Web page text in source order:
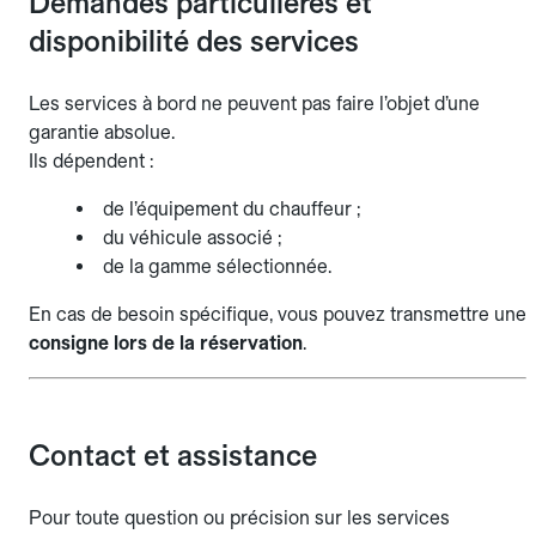
disponibilité des services
Les services à bord ne peuvent pas faire l’objet d’une
garantie absolue.
Ils dépendent :
de l’équipement du chauffeur ;
du véhicule associé ;
de la gamme sélectionnée.
En cas de besoin spécifique, vous pouvez transmettre une
consigne lors de la réservation.
Contact et assistance
Pour toute question ou précision sur les services